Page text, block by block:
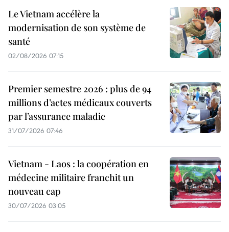
Le Vietnam accélère la
modernisation de son système de
santé
02/08/2026 07:15
Premier semestre 2026 : plus de 94
millions d’actes médicaux couverts
par l’assurance maladie
31/07/2026 07:46
Vietnam - Laos : la coopération en
médecine militaire franchit un
nouveau cap
30/07/2026 03:05